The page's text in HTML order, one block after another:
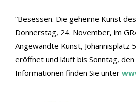
“Besessen. Die geheime Kunst
Donnerstag, 24. November, im
Angewandte Kunst, Johannisplatz
eröffnet und läuft bis Sonntag,
Informationen finden Sie unter